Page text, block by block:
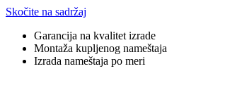
Skočite na sadržaj
Garancija na kvalitet izrade
Montaža kupljenog nameštaja
Izrada nameštaja po meri